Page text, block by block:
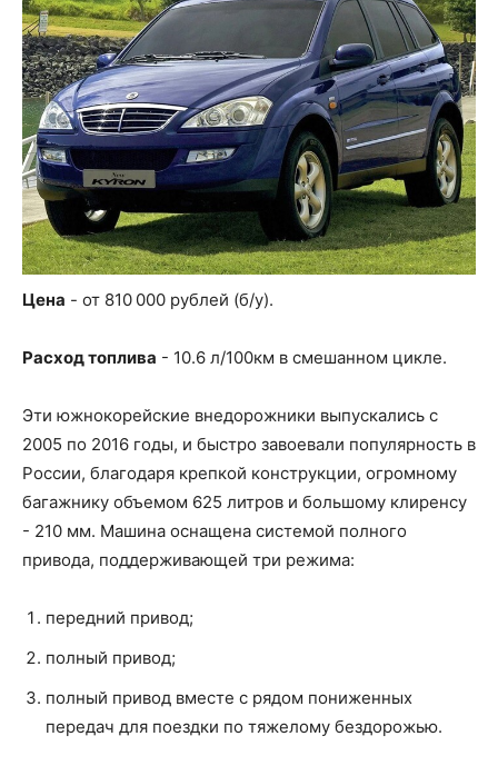
Цена - от 810 000 рублей (б/у).
Расход топлива - 10.6 л/100км в смешанном цикле.
Эти южнокорейские внедорожники выпускались с
2005 по 2016 годы, и быстро завоевали популярность в
России, благодаря крепкой конструкции, огромному
багажнику объемом 625 литров и большому клиренсу
- 210 мм. Машина оснащена системой полного
привода, поддерживающей три режима:
передний привод;
полный привод;
полный привод вместе с рядом пониженных
передач для поездки по тяжелому бездорожью.